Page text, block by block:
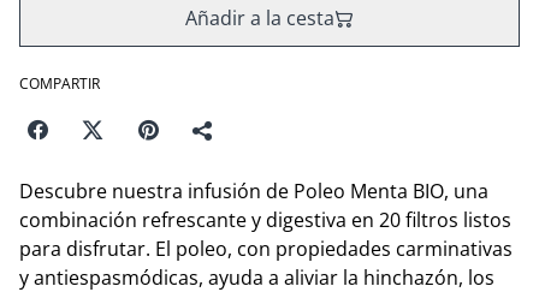
Añadir a la cesta
COMPARTIR
Descubre nuestra infusión de Poleo Menta BIO, una
combinación refrescante y digestiva en 20 filtros listos
para disfrutar. El poleo, con propiedades carminativas
y antiespasmódicas, ayuda a aliviar la hinchazón, los